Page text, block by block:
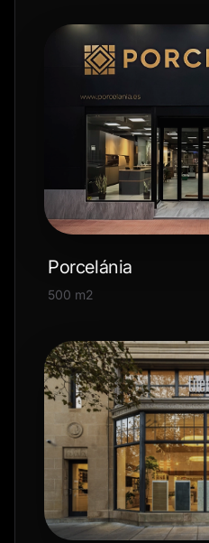
Porcelánia
500 m2